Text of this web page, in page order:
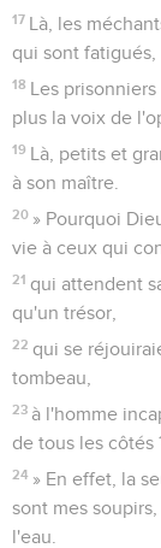
17 Là, les
qui sont fatigués,
18 Les
plus la voix de
19 Là, petits et
à son maître.
20 » Pourquoi
vie à ceux qui
21 qui attendent
qu'un trésor,
22 qui se
tombeau,
23 à l'homme
de tous les côtés
24 » En effet, la
sont mes
l'eau.